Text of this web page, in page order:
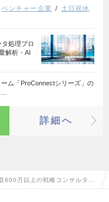
ベンチャー企業
土日祝休
処理プロ
解析・AI
ム「ProConnectシリーズ」の
詳細へ
600万以上の戦略コンサルタン